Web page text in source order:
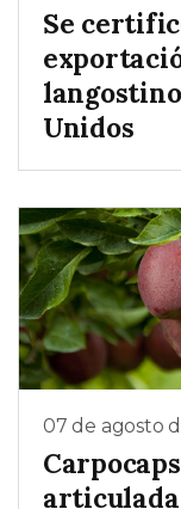
Se
Unidos
07 de agosto